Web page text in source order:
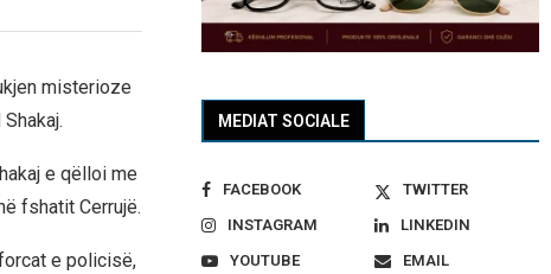
misterioze
e qëlloi me
fshatit Cerrujë.
e policisë,
MEDIAT SOCIALE
FACEBOOK
TWITTER
INSTAGRAM
LINKEDIN
YOUTUBE
EMAIL